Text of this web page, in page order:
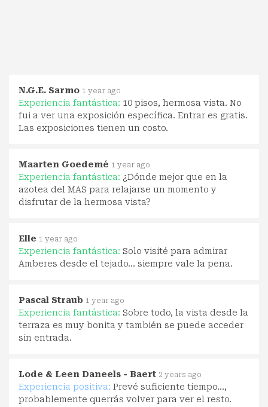
N.G.E. Sarmo 1 year ago
Experiencia fantástica: 10 pisos, hermosa vista. No
fui a ver una exposición específica. Entrar es gratis.
Las exposiciones tienen un costo.
Maarten Goedemé 1 year ago
Experiencia fantástica: ¿Dónde mejor que en la
azotea del MAS para relajarse un momento y
disfrutar de la hermosa vista?
Elle 1 year ago
Experiencia fantástica: Solo visité para admirar
Amberes desde el tejado... siempre vale la pena.
Pascal Straub 1 year ago
Experiencia fantástica: Sobre todo, la vista desde la
terraza es muy bonita y también se puede acceder
sin entrada.
Lode & Leen Daneels - Baert 2 years ago
Experiencia positiva: Prevé suficiente tiempo...,
probablemente querrás volver para ver el resto.